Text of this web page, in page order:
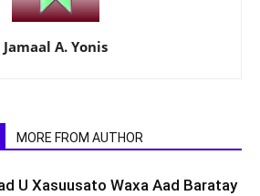
Jamaal A. Yonis
MORE FROM AUTHOR
U Xasuusato Waxa Aad Baratay